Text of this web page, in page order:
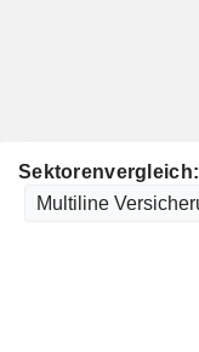
Sektorenvergleich: